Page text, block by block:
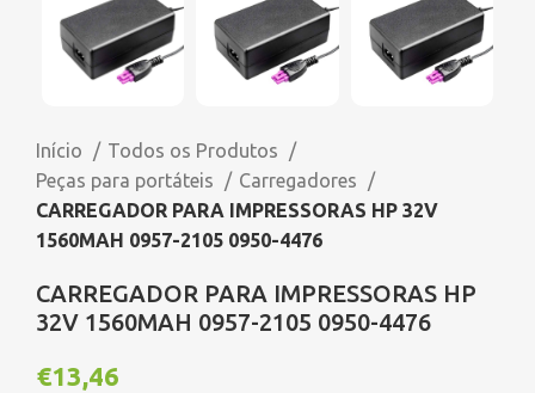
Início
Todos os Produtos
Peças para portáteis
Carregadores
CARREGADOR PARA IMPRESSORAS HP 32V
1560MAH 0957-2105 0950-4476
CARREGADOR PARA IMPRESSORAS HP
32V 1560MAH 0957-2105 0950-4476
€13,46